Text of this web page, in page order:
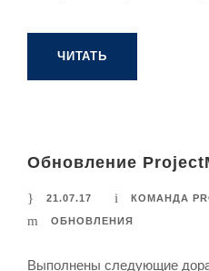
ЧИТАТЬ
Обновление
21.07.17 КОМАНДА
ОБНОВЛЕНИЯ
Выполнены следующие